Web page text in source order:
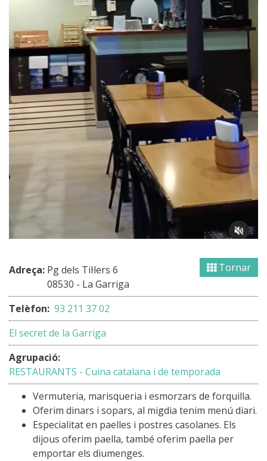
Tornar
Adreça: Pg dels Til·lers 6
08530 - La Garriga
Telèfon: 93 211 37 02
El secret de la Garriga
Agrupació:
RESTAURANTS - Cuina catalana i de temporada
Vermuteria, marisqueria i esmorzars de forquilla.
Oferim dinars i sopars, al migdia tenim menú diari.
Especialitat en paelles i postres casolanes. Els
dijous oferim paella, també oferim paella per
emportar els diumenges.